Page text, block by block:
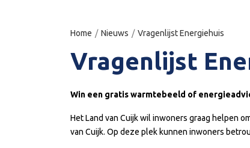
Home / Nieuws / Vragenlijst Energiehuis
Vragenlijst
Win een gratis warmtebeeld of
Het Land van Cuijk wil inwoners graag helpen
van Cuijk. Op deze plek kunnen inwoners